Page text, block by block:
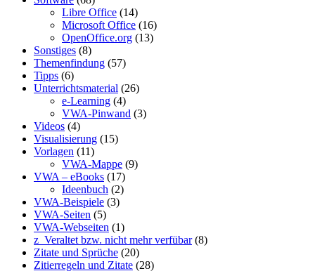
Libre Office (14)
Microsoft Office (16)
OpenOffice.org (13)
Sonstiges (8)
Themenfindung (57)
Tipps (6)
Unterrichtsmaterial (26)
e-Learning (4)
VWA-Pinwand (3)
Videos (4)
Visualisierung (15)
Vorlagen (11)
VWA-Mappe (9)
VWA – eBooks (17)
Ideenbuch (2)
VWA-Beispiele (3)
VWA-Seiten (5)
VWA-Webseiten (1)
z_Veraltet bzw. nicht mehr verfübar(8)
Zitate und Sprüche (20)
Zitierregeln und Zitate (28)